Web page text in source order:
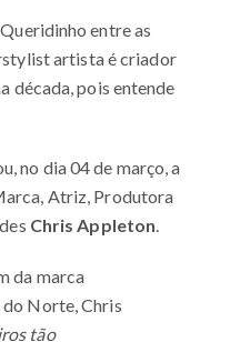
entre as
artista é criador
década, pois entende
no dia 04 de março, a
Atriz, Produtora
Chris Appleton.
da marca
Norte, Chris
tão